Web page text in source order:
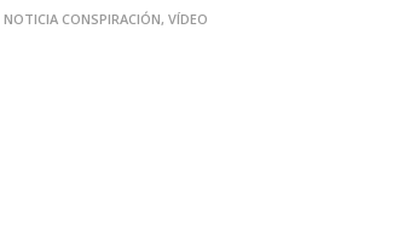
NOTICIA CONSPIRACIÓN, VÍDEO